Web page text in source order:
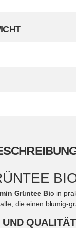
Grüntee Bio in
die einen blumig-
UND QUALITÄT